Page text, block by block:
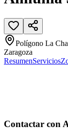
Polígono La
Zaragoza
ResumenServicios
Contactar con